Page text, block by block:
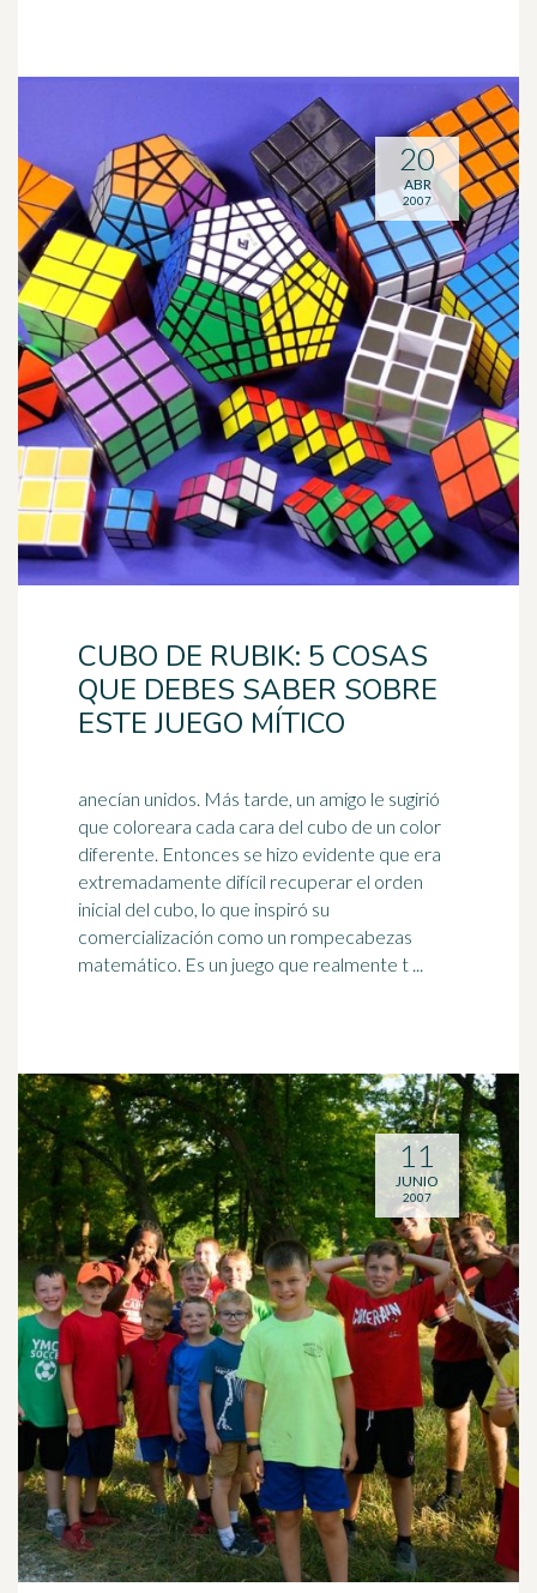
CUBO DE RUBIK: 5 COSAS
QUE DEBES SABER SOBRE
ESTE JUEGO MÍTICO
anecían unidos. Más tarde, un amigo le sugirió
que coloreara cada cara del cubo de un color
diferente. Entonces se hizo evidente que era
extremadamente difícil recuperar el orden
inicial del cubo, lo que inspiró su
comercialización como un rompecabezas
matemático. Es un juego que realmente t ...
20
ABR
2007
11
JUNIO
2007